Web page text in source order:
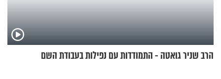
הרב שניר גואטה - התמודדות עם נפילות בעבודת השם